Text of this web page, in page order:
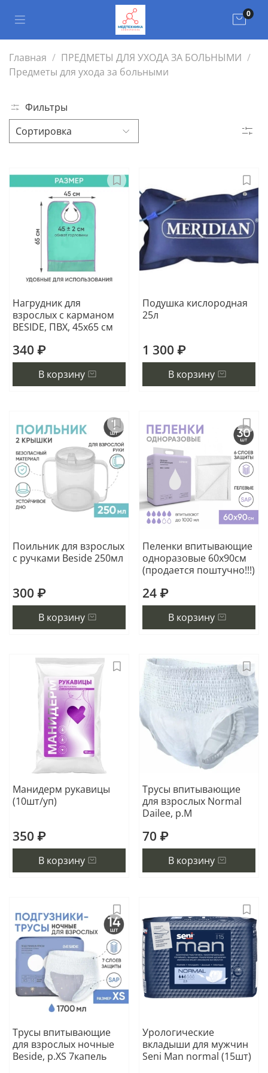
0
Главная
ПРЕДМЕТЫ ДЛЯ УХОДА ЗА БОЛЬНЫМИ
Предметы для ухода за больными
Фильтры
Нагрудник для
взрослых с карманом
BESIDE, ПВХ, 45x65 см
340 ₽
В корзину
Подушка кислородная
25л
1 300 ₽
В корзину
Поильник для взрослых
с ручками Beside 250мл
300 ₽
В корзину
Пеленки впитывающие
одноразовые 60х90см
(продается поштучно!!!)
24 ₽
В корзину
Манидерм рукавицы
(10шт/уп)
350 ₽
В корзину
Трусы впитывающие
для взрослых Normal
Dailee, р.M
70 ₽
В корзину
Трусы впитывающие
для взрослых ночные
Beside, р.XS 7капель
Урологические
вкладыши для мужчин
Seni Man normal (15шт)